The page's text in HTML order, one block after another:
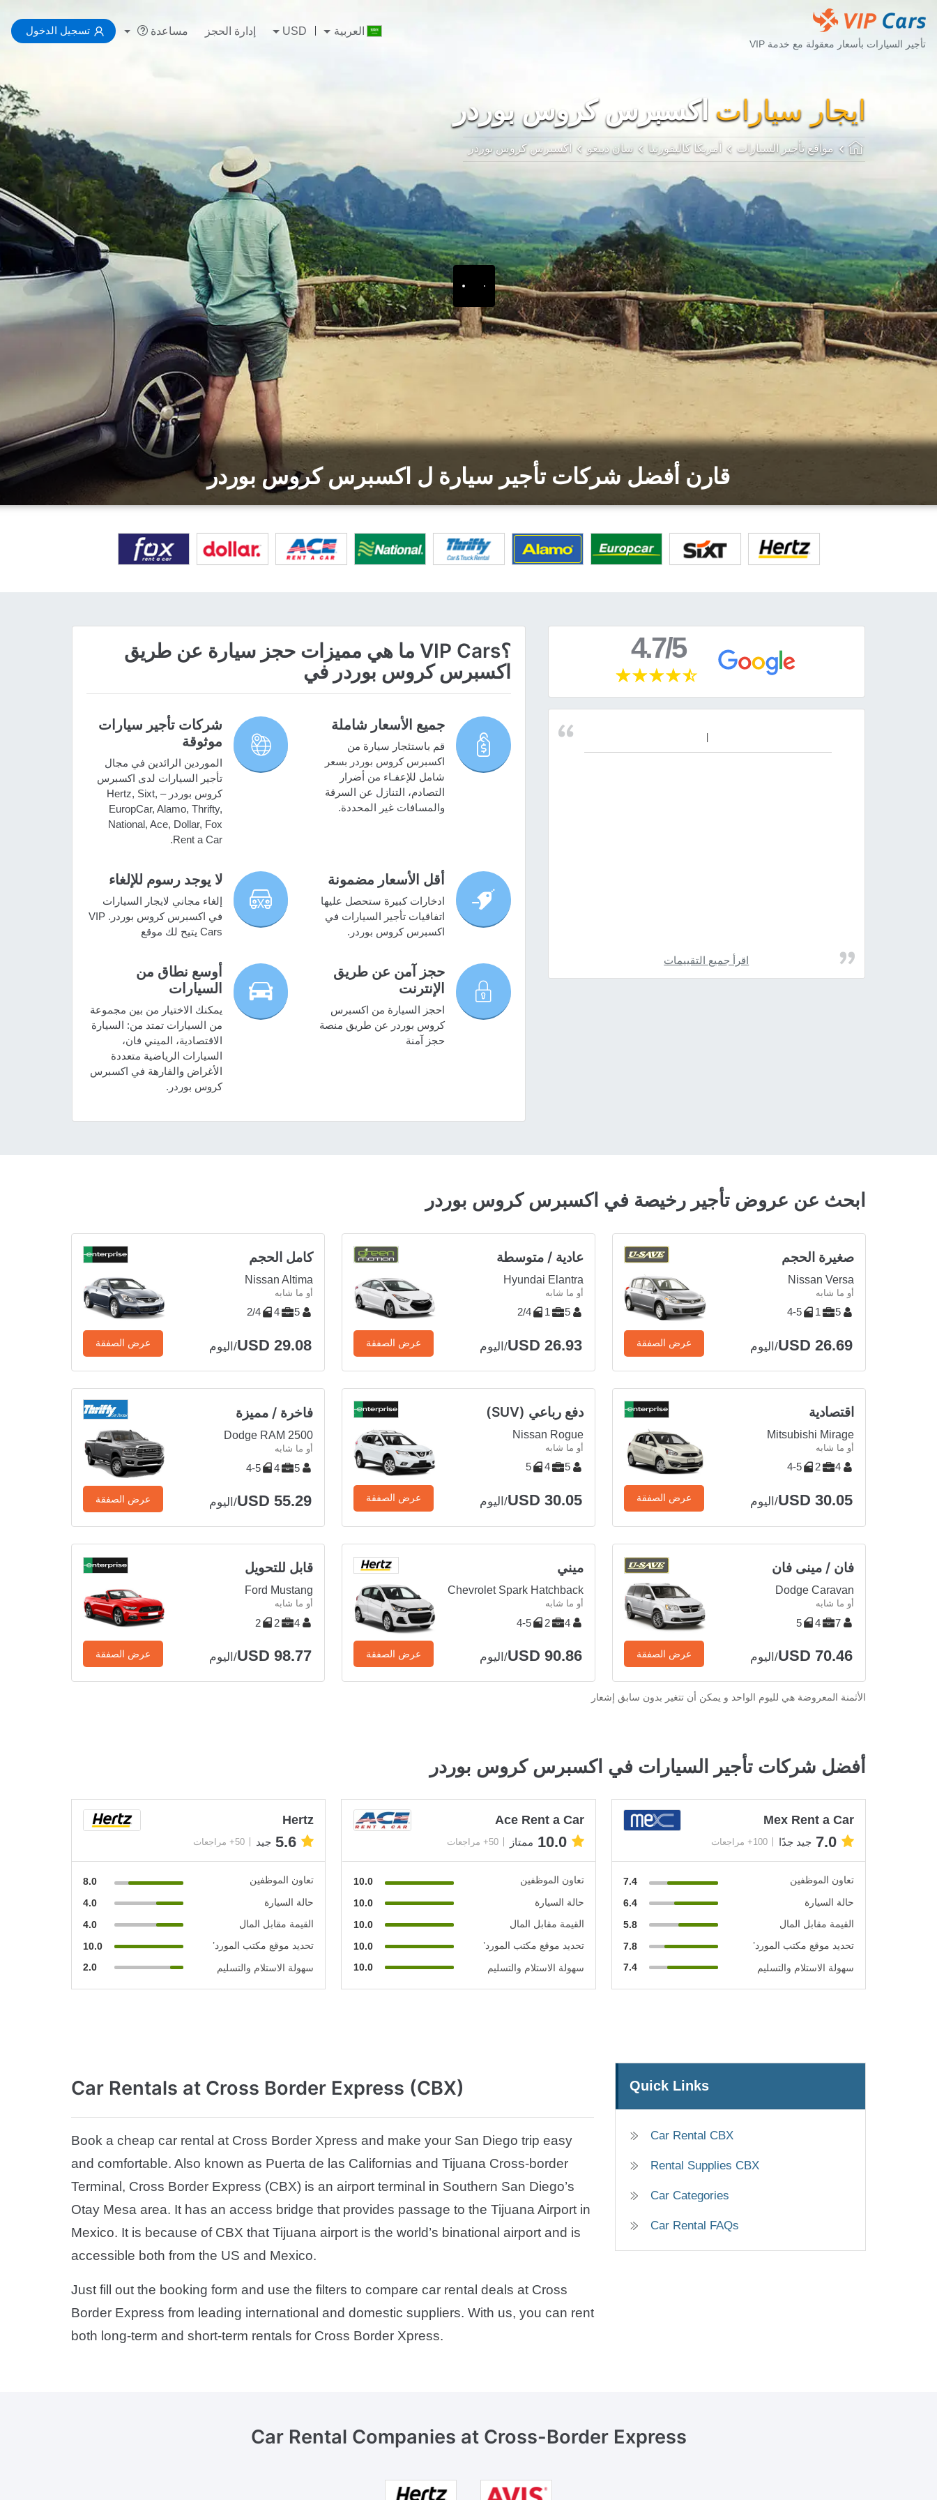
تأجير السيارات بأسعار معقولة مع خدمة VIP
العربية USD إدارة الحجز مساعدة تسجيل الدخول
ايجار سيارات اكسبرس كروس بوردر
مواقع تأجير السيارات أمريكا كاليفورنيا سان دييغو اكسبرس كروس بوردر
قارن أفضل شركات تأجير سيارة ل اكسبرس كروس بوردر
4.7/5
اقرأ جميع التقييمات
؟VIP Cars ما هي مميزات حجز سيارة عن طريق
اكسبرس كروس بوردر في
جميع الأسعار شاملة
قم باستئجار سيارة من
اكسبرس كروس بوردر بسعر
شامل للإعفـاء من أضرار
التصادم، التنازل عن السرقة
والمسافات غير المحددة.
شركات تأجير سيارات
موثوقة
الموردين الرائدين في مجال
تأجير السيارات لدى اكسبرس
كروس بوردر – Hertz, Sixt,
EuropCar, Alamo, Thrifty,
National, Ace, Dollar, Fox
Rent a Car.
أقل الأسعار مضمونة
ادخارات كبيرة ستحصل عليها
اتفاقيات تأجير السيارات في
اكسبرس كروس بوردر.
لا يوجد رسوم للإلغاء
إلغاء مجاني لايجار السيارات
في اكسبرس كروس بوردر. VIP
Cars يتيح لك موقع
حجز آمن عن طريق
الإنترنت
احجز السيارة من اكسبرس
كروس بوردر عن طريق منصة
حجز آمنة
أوسع نطاق من
السيارات
يمكنك الاختيار من بين مجموعة
من السيارات تمتد من: السيارة
الاقتصادية، الميني فان،
السيارات الرياضية متعددة
الأغراض والفارهة في اكسبرس
كروس بوردر.
ابحث عن عروض تأجير رخيصة في اكسبرس كروس بوردر
صغيرة الحجم
Nissan Versa
أو ما شابه
5
1
4-5
USD 26.69/اليوم عرض الصفقة
عادية / متوسطة
Hyundai Elantra
أو ما شابه
5
1
2/4
USD 26.93/اليوم عرض الصفقة
كامل الحجم
Nissan Altima
أو ما شابه
5
4
2/4
USD 29.08/اليوم عرض الصفقة
اقتصادية
Mitsubishi Mirage
أو ما شابه
4
2
4-5
USD 30.05/اليوم عرض الصفقة
دفع رباعي (SUV)
Nissan Rogue
أو ما شابه
5
4
5
USD 30.05/اليوم عرض الصفقة
فاخرة / مميزة
Dodge RAM 2500
أو ما شابه
5
4
4-5
USD 55.29/اليوم عرض الصفقة
فان / مينى فان
Dodge Caravan
أو ما شابه
7
4
5
USD 70.46/اليوم عرض الصفقة
ميني
Chevrolet Spark Hatchback
أو ما شابه
4
2
4-5
USD 90.86/اليوم عرض الصفقة
قابل للتحويل
Ford Mustang
أو ما شابه
4
2
2
USD 98.77/اليوم عرض الصفقة
الأثمنة المعروضة هي لليوم الواحد و يمكن أن تتغير بدون سابق إشعار
أفضل شركات تأجير السيارات في اكسبرس كروس بوردر
Mex Rent a Car
7.0 جيد جدًا 100+ مراجعات
تعاون الموظفين
7.4
حالة السيارة
6.4
القيمة مقابل المال
5.8
تحديد موقع مكتب المورد’
7.8
سهولة الاستلام والتسليم
7.4
Ace Rent a Car
10.0 ممتاز 50+ مراجعات
تعاون الموظفين
10.0
حالة السيارة
10.0
القيمة مقابل المال
10.0
تحديد موقع مكتب المورد’
10.0
سهولة الاستلام والتسليم
10.0
Hertz
5.6 جيد 50+ مراجعات
تعاون الموظفين
8.0
حالة السيارة
4.0
القيمة مقابل المال
4.0
تحديد موقع مكتب المورد’
10.0
سهولة الاستلام والتسليم
2.0
Quick Links
Car Rental CBX
Rental Supplies CBX
Car Categories
Car Rental FAQs
Car Rentals at Cross Border Express (CBX)
Book a cheap car rental at Cross Border Xpress and make your San Diego trip easy
and comfortable. Also known as Puerta de las Californias and Tijuana Cross-border
Terminal, Cross Border Express (CBX) is an airport terminal in Southern San Diego’s
Otay Mesa area. It has an access bridge that provides passage to the Tijuana Airport in
Mexico. It is because of CBX that Tijuana airport is the world’s binational airport and is
accessible both from the US and Mexico.
Just fill out the booking form and use the filters to compare car rental deals at Cross
Border Express from leading international and domestic suppliers. With us, you can rent
both long-term and short-term rentals for Cross Border Xpress.
Car Rental Companies at Cross-Border Express